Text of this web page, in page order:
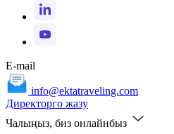
E-mail
info@ektatraveling.com
Директорго жазу
Чалыңыз, биз онлайнбыз